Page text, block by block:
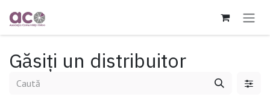
Găsiți un distribuitor